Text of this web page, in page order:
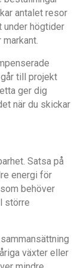
antalet resor
under högtider
till projekt
ger dig
när du skickar
Satsa på
energi för
behöver
större
växter eller